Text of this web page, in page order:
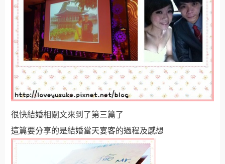
很快結婚相關文來到了第三篇了
這篇要分享的是結婚當天宴客的過程及感想